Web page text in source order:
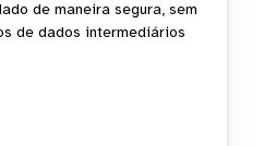
de maneira segura, sem
de dados intermediários